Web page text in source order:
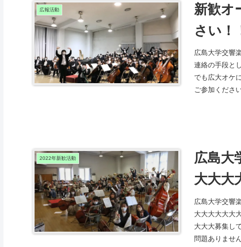
広報活動
新歓オ
さい！
広島大学交響
連絡の手段と
でも広大オケ
ご参加くださ
2022年新歓活動
広島大
大大大
広島大学交響
大大大大大大
大大大募集し
問題ありませ